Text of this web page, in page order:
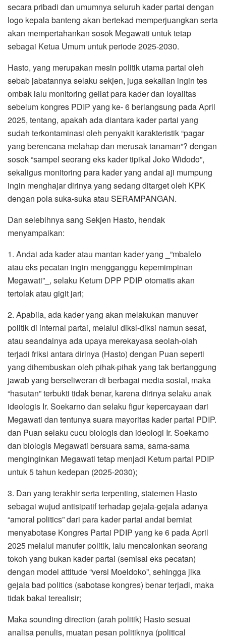
secara pribadi dan umumnya seluruh kader partai dengan
logo kepala banteng akan bertekad memperjuangkan serta
akan mempertahankan sosok Megawati untuk tetap
sebagai Ketua Umum untuk periode 2025-2030.
Hasto, yang merupakan mesin politik utama partai oleh
sebab jabatannya selaku sekjen, juga sekalian ingin tes
ombak lalu monitoring geliat para kader dan loyalitas
sebelum kongres PDIP yang ke- 6 berlangsung pada April
2025, tentang, apakah ada diantara kader partai yang
sudah terkontaminasi oleh penyakit karakteristik “pagar
yang berencana melahap dan merusak tanaman”? dengan
sosok “sampel seorang eks kader tipikal Joko Widodo”,
sekaligus monitoring para kader yang andai aji mumpung
ingin menghajar dirinya yang sedang ditarget oleh KPK
dengan pola suka-suka atau SERAMPANGAN.
Dan selebihnya sang Sekjen Hasto, hendak
menyampaikan:
1. Andai ada kader atau mantan kader yang _”mbalelo
atau eks pecatan ingin mengganggu kepemimpinan
Megawati”_, selaku Ketum DPP PDIP otomatis akan
tertolak atau gigit jari;
2. Apabila, ada kader yang akan melakukan manuver
politik di internal partai, melalui diksi-diksi namun sesat,
atau seandainya ada upaya merekayasa seolah-olah
terjadi friksi antara dirinya (Hasto) dengan Puan seperti
yang dihembuskan oleh pihak-pihak yang tak bertanggung
jawab yang berseliweran di berbagai media sosial, maka
“hasutan” terbukti tidak benar, karena dirinya selaku anak
ideologis Ir. Soekarno dan selaku figur kepercayaan dari
Megawati dan tentunya suara mayoritas kader partai PDIP.
dan Puan selaku cucu biologis dan ideologi Ir. Soekarno
dan biologis Megawati bersuara sama, sama-sama
menginginkan Megawati tetap menjadi Ketum partai PDIP
untuk 5 tahun kedepan (2025-2030);
3. Dan yang terakhir serta terpenting, statemen Hasto
sebagai wujud antisipatif terhadap gejala-gejala adanya
“amoral politics” dari para kader partai andai berniat
menyabotase Kongres Partai PDIP yang ke 6 pada April
2025 melalui manufer politik, lalu mencalonkan seorang
tokoh yang bukan kader partai (semisal eks pecatan)
dengan model attitude “versi Moeldoko”, sehingga jika
gejala bad politics (sabotase kongres) benar terjadi, maka
tidak bakal terealisir;
Maka sounding direction (arah politik) Hasto sesuai
analisa penulis, muatan pesan politiknya (political